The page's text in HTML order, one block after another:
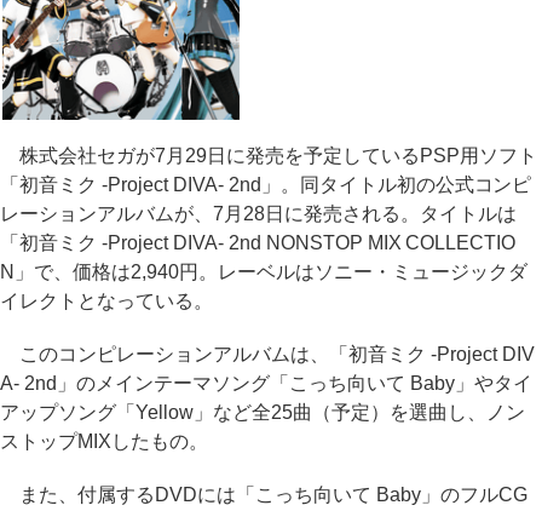
株式会社セガが7月29日に発売を予定しているPSP用ソフト
「初音ミク -Project DIVA- 2nd」。同タイトル初の公式コンピ
レーションアルバムが、7月28日に発売される。タイトルは
「初音ミク -Project DIVA- 2nd NONSTOP MIX COLLECTIO
N」で、価格は2,940円。レーベルはソニー・ミュージックダ
イレクトとなっている。
このコンピレーションアルバムは、「初音ミク -Project DIV
A- 2nd」のメインテーマソング「こっち向いて Baby」やタイ
アップソング「Yellow」など全25曲（予定）を選曲し、ノン
ストップMIXしたもの。
また、付属するDVDには「こっち向いて Baby」のフルCG